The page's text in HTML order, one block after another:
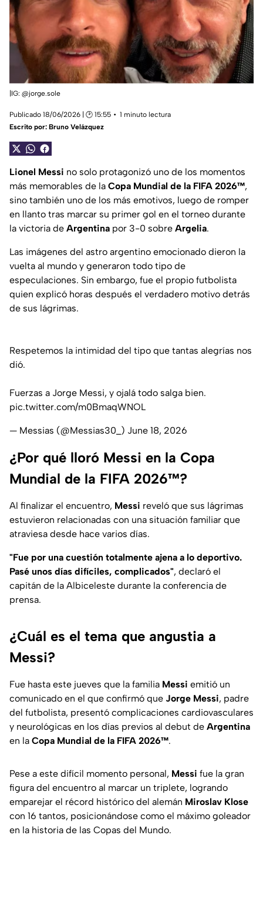
|IG: @jorge.sole
Publicado 18/06/2026 | 🕑 15:55
1 minuto lectura
Escrito por: Bruno Velázquez
Lionel Messi no solo protagonizó uno de los momentos
más memorables de la Copa Mundial de la FIFA 2026™,
sino también uno de los más emotivos, luego de romper
en llanto tras marcar su primer gol en el torneo durante
la victoria de Argentina por 3-0 sobre Argelia.
Las imágenes del astro argentino emocionado dieron la
vuelta al mundo y generaron todo tipo de
especulaciones. Sin embargo, fue el propio futbolista
quien explicó horas después el verdadero motivo detrás
de sus lágrimas.
Respetemos la intimidad del tipo que tantas alegrías nos
dió.
Fuerzas a Jorge Messi, y ojalá todo salga bien.
pic.twitter.com/m0BmaqWNOL
— Messias (@Messias30_) June 18, 2026
¿Por qué lloró Messi en la Copa
Mundial de la FIFA 2026™?
Al finalizar el encuentro, Messi reveló que sus lágrimas
estuvieron relacionadas con una situación familiar que
atraviesa desde hace varios días.
"Fue por una cuestión totalmente ajena a lo deportivo.
Pasé unos días difíciles, complicados", declaró el
capitán de la Albiceleste durante la conferencia de
prensa.
¿Cuál es el tema que angustia a
Messi?
Fue hasta este jueves que la familia Messi emitió un
comunicado en el que confirmó que Jorge Messi, padre
del futbolista, presentó complicaciones cardiovasculares
y neurológicas en los días previos al debut de Argentina
en la Copa Mundial de la FIFA 2026™.
Pese a este difícil momento personal, Messi fue la gran
figura del encuentro al marcar un triplete, logrando
emparejar el récord histórico del alemán Miroslav Klose
con 16 tantos, posicionándose como el máximo goleador
en la historia de las Copas del Mundo.